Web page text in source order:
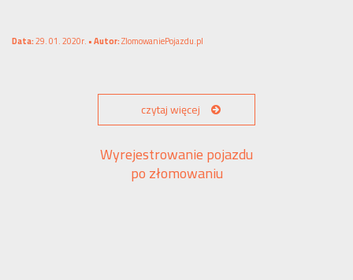
Data:29. 01. 2020r. •Autor:ZlomowaniePojazdu.pl
czytaj więcej
Wyrejestrowanie pojazdu
po złomowaniu